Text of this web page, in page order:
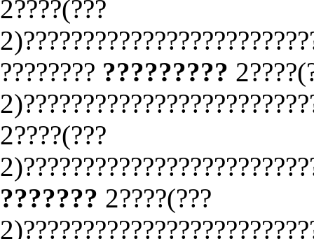
2????(???
???????? ?????????
2????(???
??????? 2????(???